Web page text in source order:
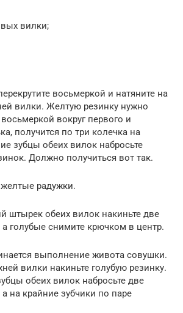
вилки;
восьмеркой и натяните на
вилки. Желтую резинку нужно
вокруг первого и
получится по три колечка на
зубцы обеих вилок набросьте
Должно получиться вот так.
радужки.
штырек обеих вилок накиньте две
голубые снимите крючком в центр.
выполнение живота совушки.
вилки накиньте голубую резинку.
обеих вилок набросьте две
на крайние зубчики по паре